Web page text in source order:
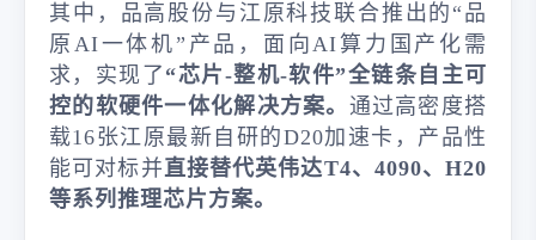
其中，品高股份与江原科技联合推出的“品
原AI一体机”产品，面向AI算力国产化需
求，实现了 “芯片-整机-软件”全链条自主可
控的软硬件一体化解决方案。 通过高密度搭
载16张江原最新自研的D20加速卡，产品性
能可对标并直接替代英伟达T4、4090、H20
等系列推理芯片方案。